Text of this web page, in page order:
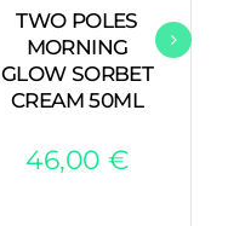
TWO POLES
MORNING
GLOW SORBET
CREAM 50ML
46,00 €